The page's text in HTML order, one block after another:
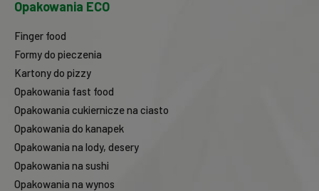
Opakowania ECO
Finger food
Formy do pieczenia
Kartony do pizzy
Opakowania fast food
Opakowania cukiernicze na ciasto
Opakowania do kanapek
Opakowania na lody, desery
Opakowania na sushi
Opakowania na wynos